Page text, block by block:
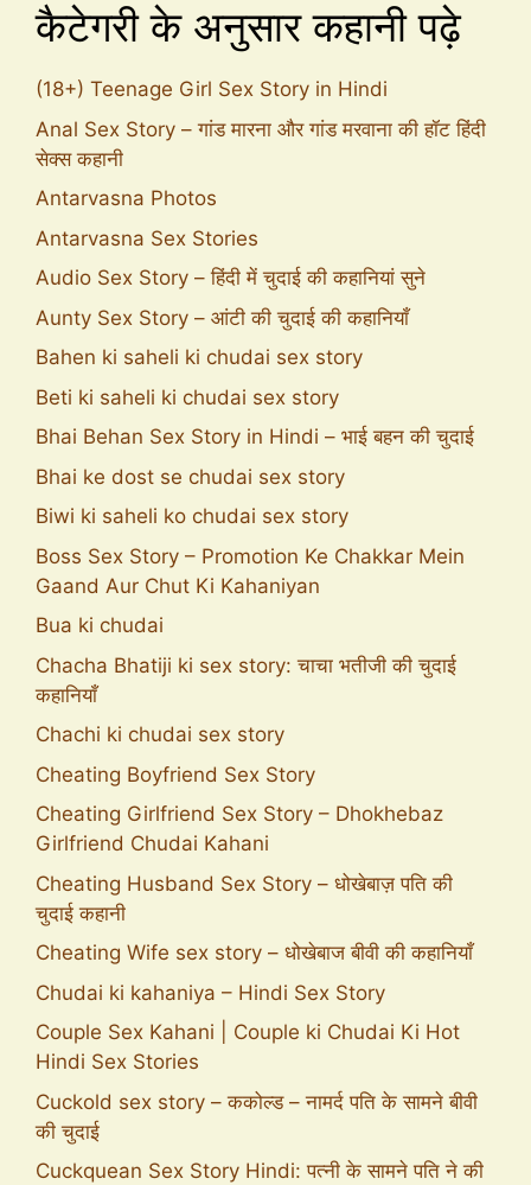
कैटेगरी के अनुसार कहानी पढ़े
(18+) Teenage Girl Sex Story in Hindi
Anal Sex Story – गांड मारना और गांड मरवाना की हॉट हिंदी
सेक्स कहानी
Antarvasna Photos
Antarvasna Sex Stories
Audio Sex Story – हिंदी में चुदाई की कहानियां सुने
Aunty Sex Story – आंटी की चुदाई की कहानियाँ
Bahen ki saheli ki chudai sex story
Beti ki saheli ki chudai sex story
Bhai Behan Sex Story in Hindi – भाई बहन की चुदाई
Bhai ke dost se chudai sex story
Biwi ki saheli ko chudai sex story
Boss Sex Story – Promotion Ke Chakkar Mein
Gaand Aur Chut Ki Kahaniyan
Bua ki chudai
Chacha Bhatiji ki sex story: चाचा भतीजी की चुदाई
कहानियाँ
Chachi ki chudai sex story
Cheating Boyfriend Sex Story
Cheating Girlfriend Sex Story – Dhokhebaz
Girlfriend Chudai Kahani
Cheating Husband Sex Story – धोखेबाज़ पति की
चुदाई कहानी
Cheating Wife sex story – धोखेबाज बीवी की कहानियाँ
Chudai ki kahaniya – Hindi Sex Story
Couple Sex Kahani | Couple ki Chudai Ki Hot
Hindi Sex Stories
Cuckold sex story – ककोल्ड – नामर्द पति के सामने बीवी
की चुदाई
Cuckquean Sex Story Hindi: पत्नी के सामने पति ने की